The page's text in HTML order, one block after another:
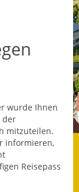
wurde Ihnen
der
mitzuteilen.
informieren,
Reisepass